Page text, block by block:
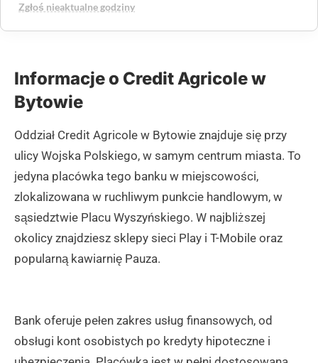
Zgłoś nieaktualne godziny
Informacje o Credit Agricole w
Bytowie
Oddział Credit Agricole w Bytowie znajduje się przy
ulicy Wojska Polskiego, w samym centrum miasta. To
jedyna placówka tego banku w miejscowości,
zlokalizowana w ruchliwym punkcie handlowym, w
sąsiedztwie Placu Wyszyńskiego. W najbliższej
okolicy znajdziesz sklepy sieci Play i T-Mobile oraz
popularną kawiarnię Pauza.
Bank oferuje pełen zakres usług finansowych, od
obsługi kont osobistych po kredyty hipoteczne i